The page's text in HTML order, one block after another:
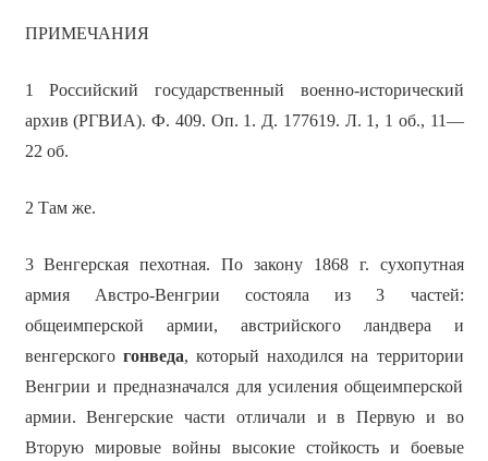
ПРИМЕЧАНИЯ
1 Российский государственный военно-исторический
архив (РГВИА). Ф. 409. Оп. 1. Д. 177619. Л. 1, 1 об., 11—
22 об.
2 Там же.
3 Венгерская пехотная. По закону 1868 г. сухопутная
армия Австро-Венгрии состояла из 3 частей:
общеимперской армии, австрийского ландвера и
венгерскогогонведа, который находился на территории
Венгрии и предназначался для усиления общеимперской
армии. Венгерские части отличали и в Первую и во
Вторую мировые войны высокие стойкость и боевые